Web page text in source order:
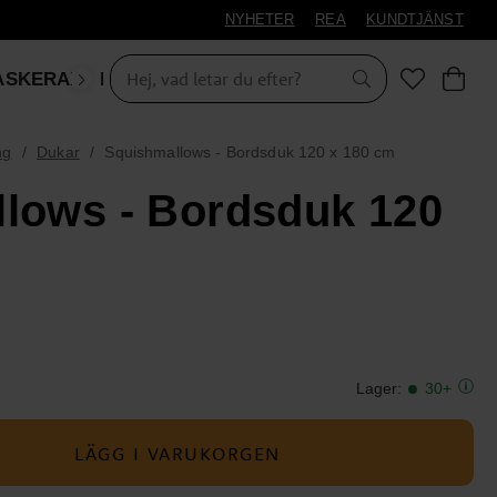
NYHETER REA KUNDTJÄNST
LEKSAKER & PRESENTER
Dukar Squishmallows - Bordsduk 120 x 180 cm
- Bordsduk 120
Lager: 30+
LÄGG I VARUKORGEN